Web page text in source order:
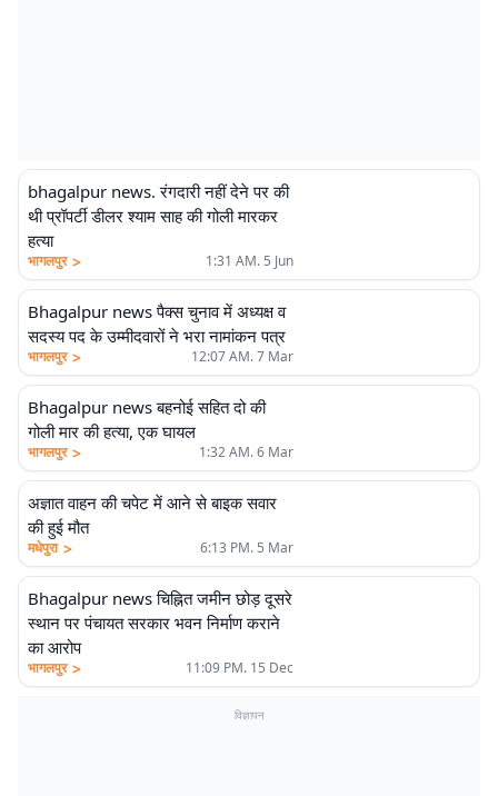
bhagalpur news. रंगदारी नहीं देने पर की
थी प्रॉपर्टी डीलर श्याम साह की गोली मारकर
हत्या
भागलपुर > 1:31 AM. 5 Jun
Bhagalpur news पैक्स चुनाव में अध्यक्ष व
सदस्य पद के उम्मीदवारों ने भरा नामांकन पत्र
भागलपुर > 12:07 AM. 7 Mar
Bhagalpur news बहनोई सहित दो की
गोली मार की हत्या, एक घायल
भागलपुर > 1:32 AM. 6 Mar
अज्ञात वाहन की चपेट में आने से बाइक सवार
की हुई मौत
मधेपुरा > 6:13 PM. 5 Mar
Bhagalpur news चिह्नित जमीन छोड़ दूसरे
स्थान पर पंचायत सरकार भवन निर्माण कराने
का आरोप
भागलपुर > 11:09 PM. 15 Dec
विज्ञापन